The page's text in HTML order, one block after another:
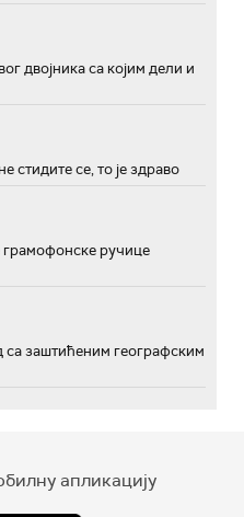
двојника са којим дели и
стидите се, то је здраво
грамофонске ручице
заштићеним географским
апликацију